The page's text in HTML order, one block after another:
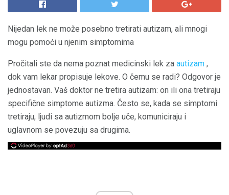
Nijedan lek ne može posebno tretirati autizam, ali mnogi
mogu pomoći u njenim simptomima
Pročitali ste da nema poznat medicinski lek za autizam ,
dok vam lekar propisuje lekove. O čemu se radi? Odgovor je
jednostavan. Vaš doktor ne tretira autizam: on ili ona tretiraju
specifične simptome autizma. Često se, kada se simptomi
tretiraju, ljudi sa autizmom bolje uče, komuniciraju i
uglavnom se povezuju sa drugima.